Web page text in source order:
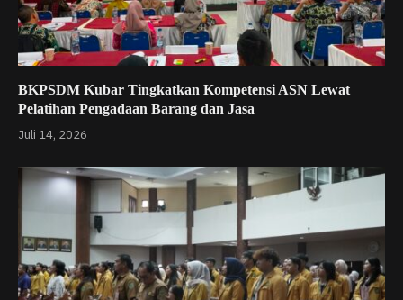
BKPSDM Kubar Tingkatkan Kompetensi ASN Lewat
Pelatihan Pengadaan Barang dan Jasa
Juli 14, 2026